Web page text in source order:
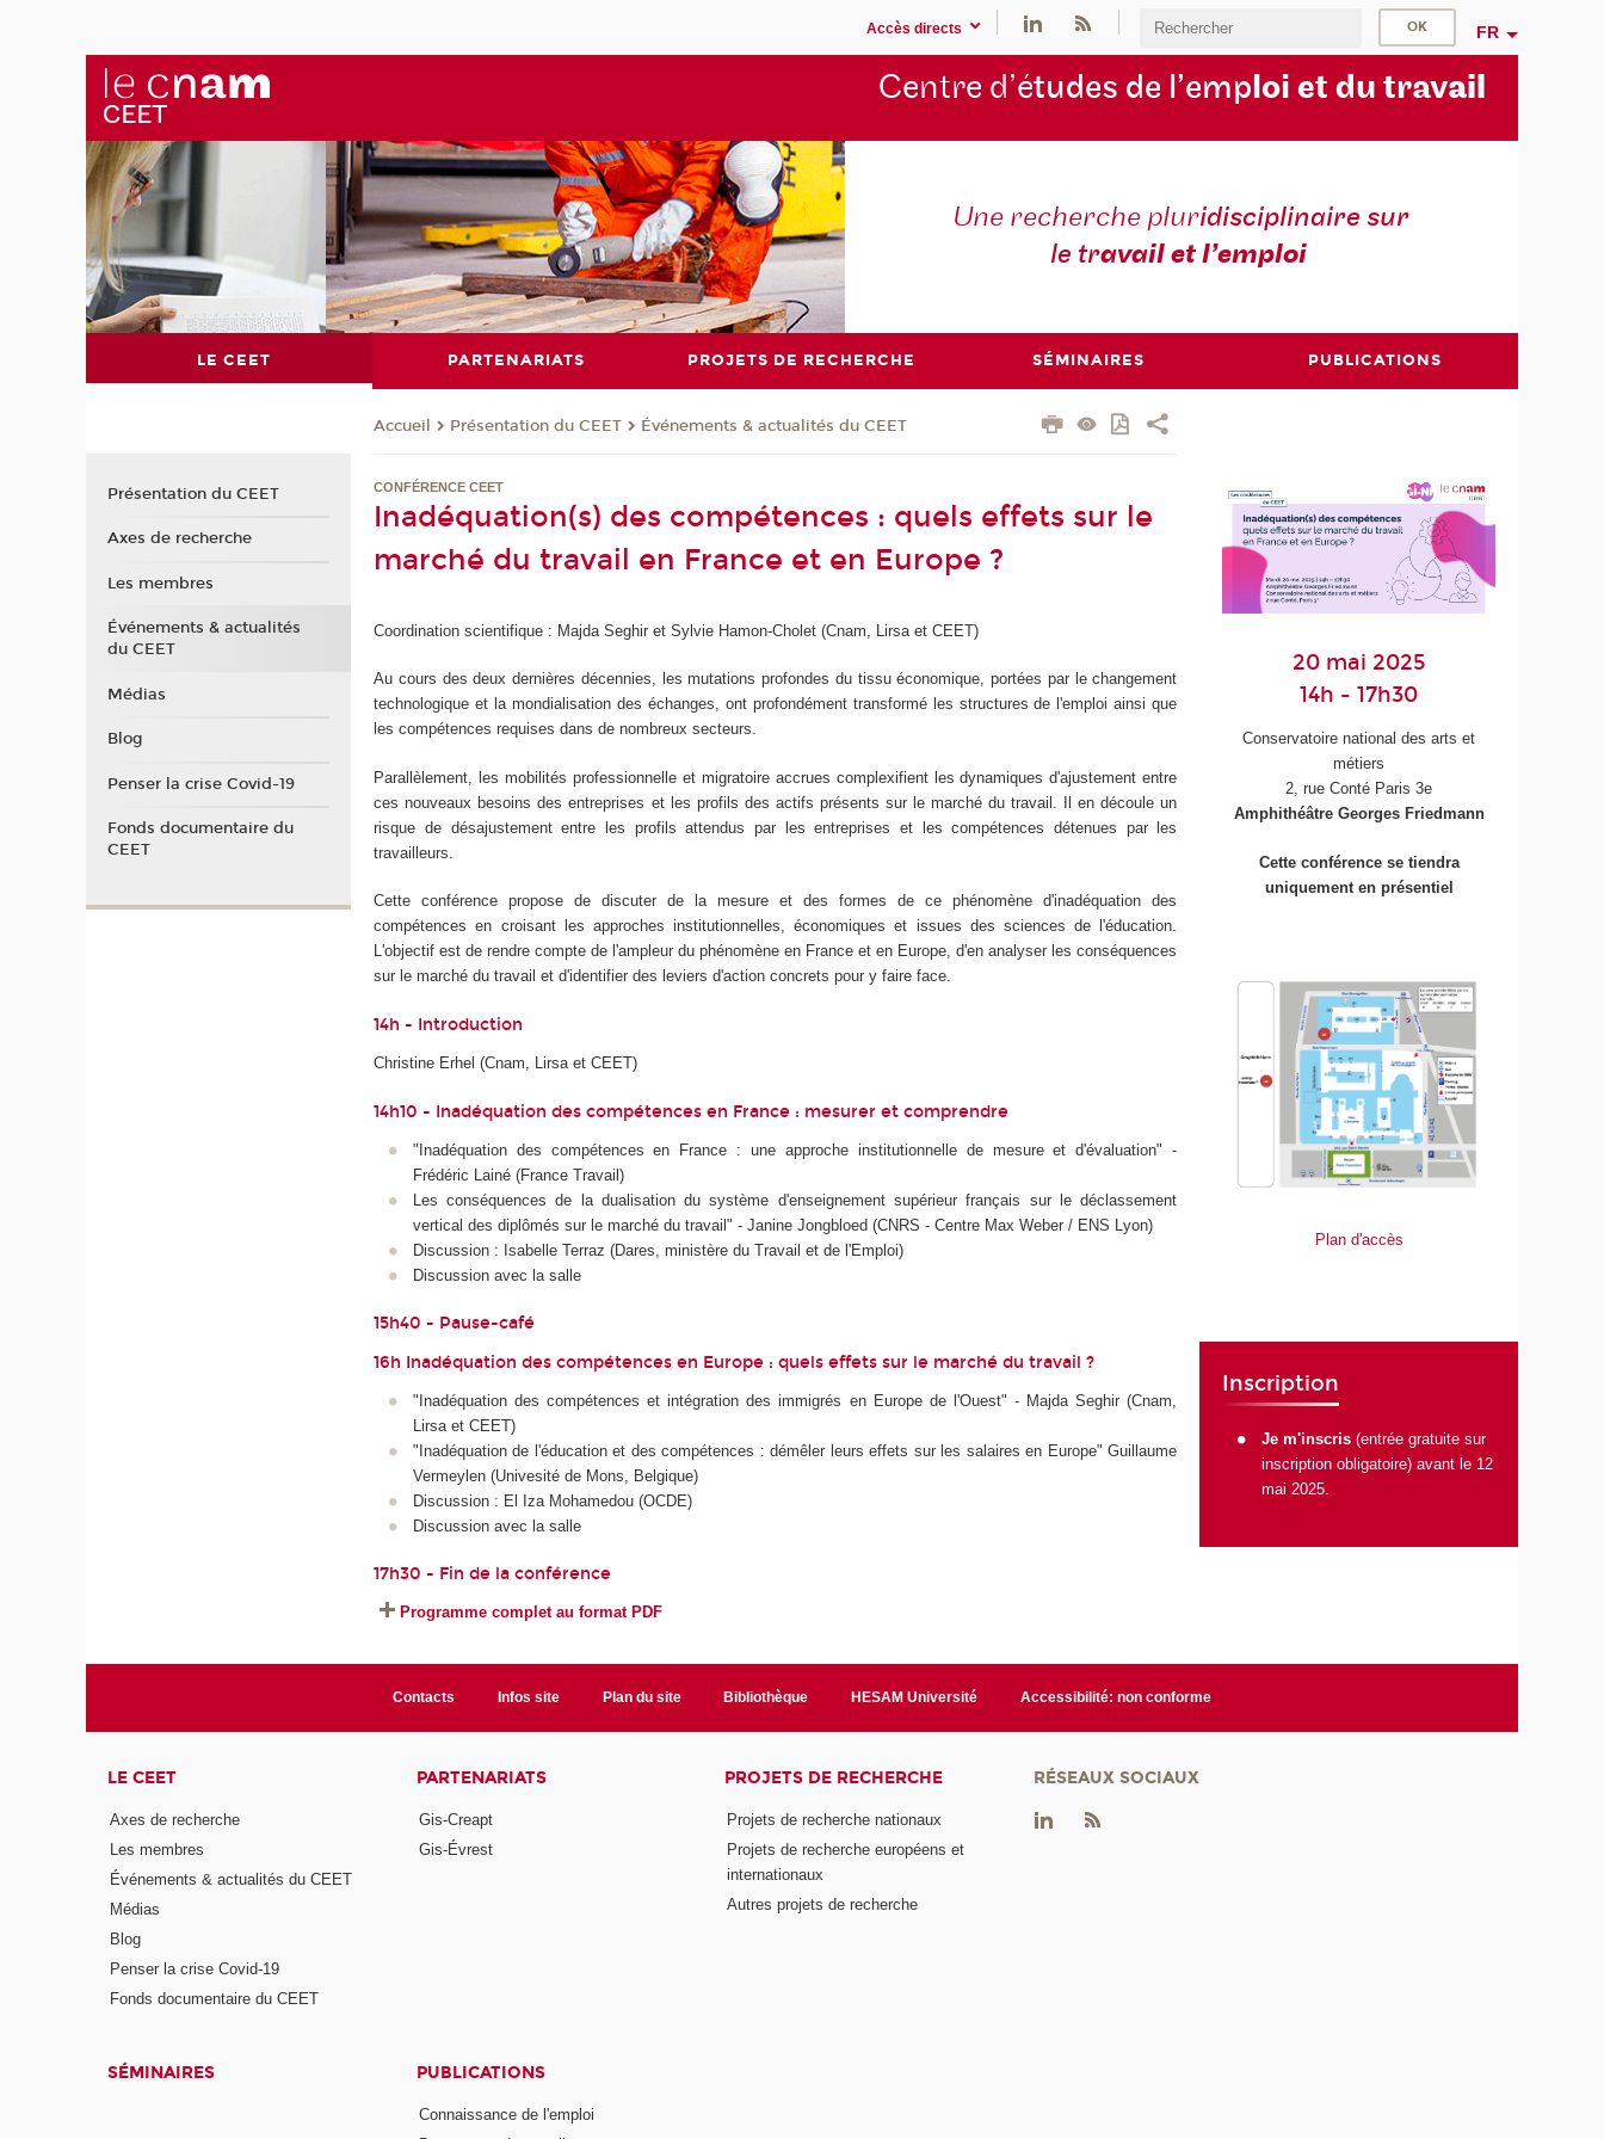
Accès directs FR
Centre d’études de l’emploi et du travail
Une recherche pluridisciplinaire sur
le travail et l’emploi
LE CEET PARTENARIATS PROJETS DE RECHERCHE SÉMINAIRES PUBLICATIONS
Accueil Présentation du CEET Événements & actualités du CEET
CONFÉRENCE CEET
Inadéquation(s) des compétences : quels effets sur le
marché du travail en France et en Europe ?
Coordination scientifique : Majda Seghir et Sylvie Hamon-Cholet (Cnam, Lirsa et CEET)
Au cours des deux dernières décennies, les mutations profondes du tissu économique, portées par le changement
technologique et la mondialisation des échanges, ont profondément transformé les structures de l'emploi ainsi que
les compétences requises dans de nombreux secteurs.
Parallèlement, les mobilités professionnelle et migratoire accrues complexifient les dynamiques d'ajustement entre
ces nouveaux besoins des entreprises et les profils des actifs présents sur le marché du travail. Il en découle un
risque de désajustement entre les profils attendus par les entreprises et les compétences détenues par les
travailleurs.
Cette conférence propose de discuter de la mesure et des formes de ce phénomène d'inadéquation des
compétences en croisant les approches institutionnelles, économiques et issues des sciences de l'éducation.
L'objectif est de rendre compte de l'ampleur du phénomène en France et en Europe, d'en analyser les conséquences
sur le marché du travail et d'identifier des leviers d'action concrets pour y faire face.
14h - Introduction
Christine Erhel (Cnam, Lirsa et CEET)
14h10 - Inadéquation des compétences en France : mesurer et comprendre
"Inadéquation des compétences en France : une approche institutionnelle de mesure et d'évaluation" -
Frédéric Lainé (France Travail)
Les conséquences de la dualisation du système d'enseignement supérieur français sur le déclassement
vertical des diplômés sur le marché du travail" - Janine Jongbloed (CNRS - Centre Max Weber / ENS Lyon)
Discussion : Isabelle Terraz (Dares, ministère du Travail et de l'Emploi)
Discussion avec la salle
15h40 - Pause-café
16h Inadéquation des compétences en Europe : quels effets sur le marché du travail ?
"Inadéquation des compétences et intégration des immigrés en Europe de l'Ouest" - Majda Seghir (Cnam,
Lirsa et CEET)
"Inadéquation de l'éducation et des compétences : démêler leurs effets sur les salaires en Europe" Guillaume
Vermeylen (Univesité de Mons, Belgique)
Discussion : El Iza Mohamedou (OCDE)
Discussion avec la salle
17h30 - Fin de la conférence
Programme complet au format PDF
20 mai 2025
14h - 17h30
Conservatoire national des arts et
métiers
2, rue Conté Paris 3e
Amphithéâtre Georges Friedmann
Cette conférence se tiendra
uniquement en présentiel
Plan d'accès
Inscription
Je m'inscris (entrée gratuite sur
inscription obligatoire) avant le 12
mai 2025.
Présentation du CEET
Axes de recherche
Les membres
Événements & actualités
du CEET
Médias
Blog
Penser la crise Covid-19
Fonds documentaire du
CEET
Contacts Infos site Plan du site Bibliothèque HESAM Université Accessibilité: non conforme
LE CEET
Axes de recherche
Les membres
Événements & actualités du CEET
Médias
Blog
Penser la crise Covid-19
Fonds documentaire du CEET
PARTENARIATS
Gis-Creapt
Gis-Évrest
PROJETS DE RECHERCHE
Projets de recherche nationaux
Projets de recherche européens et
internationaux
Autres projets de recherche
SÉMINAIRES PUBLICATIONS
Connaissance de l'emploi
RÉSEAUX SOCIAUX